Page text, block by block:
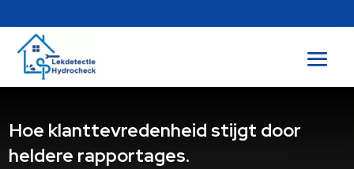
Hoe klanttevredenheid stijgt door
heldere rapportages.​